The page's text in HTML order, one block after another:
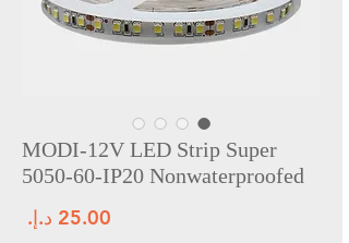
MODI-12V LED Strip Super
5050-60-IP20 Nonwaterproofed